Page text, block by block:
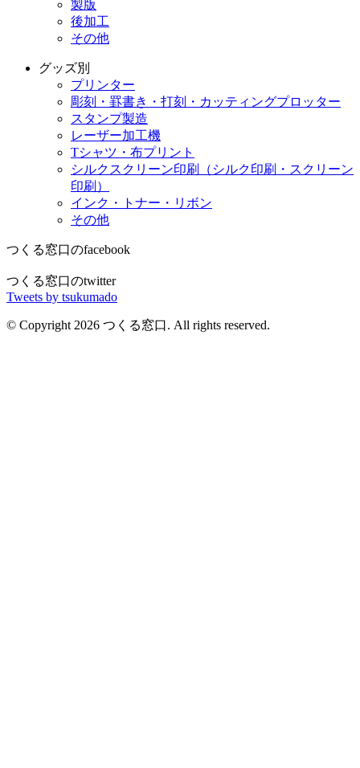
製版
後加工
その他
グッズ別
プリンター
彫刻・罫書き・打刻・カッティングプロッター
スタンプ製造
レーザー加工機
Tシャツ・布プリント
シルクスクリーン印刷（シルク印刷・スクリーン
印刷）
インク・トナー・リボン
その他
つくる窓口のfacebook
つくる窓口のtwitter
Tweets by tsukumado
© Copyright 2026 つくる窓口. All rights reserved.